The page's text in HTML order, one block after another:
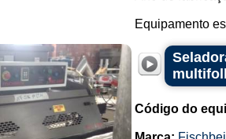
Equipamento
Código do